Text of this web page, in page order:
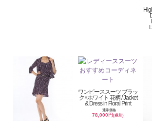
ワンピーススーツ ブラッ
ク×ホワイト 花柄 / Jacket
& Dress in Floral Print
通常価格
78,000円(税別)